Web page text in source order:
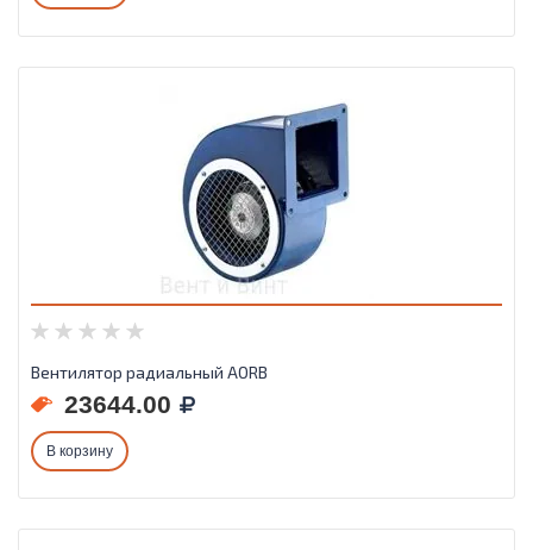
Вентилятор радиальный AORB
23644.00
В корзину